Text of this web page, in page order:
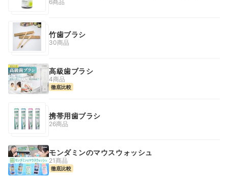
6商品
竹歯ブラシ
30商品
高級歯ブラシ
4商品
徹底比較
携帯用歯ブラシ
26商品
モンダミンのマウスウォッシュ
21商品
徹底比較